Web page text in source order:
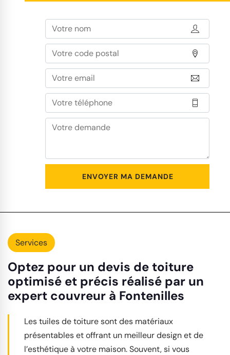
Services
Optez pour un devis de toiture
optimisé et précis réalisé par un
expert couvreur à Fontenilles
Les tuiles de toiture sont des matériaux
présentables et offrant un meilleur design et de
l’esthétique à votre maison. Souvent, si vous